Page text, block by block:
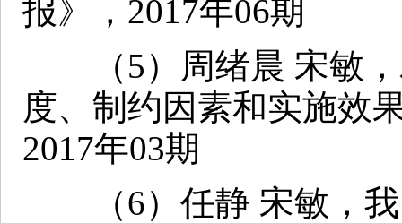
报》，2017年06期
（5）周绪晨 宋敏，
度、制约因素和实施效
2017年03期
（6）任静 宋敏，我